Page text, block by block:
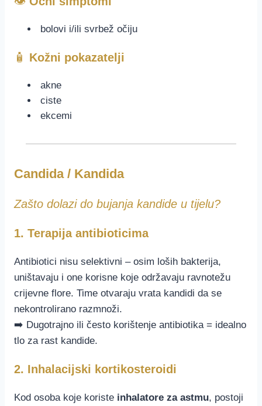
bolovi i/ili svrbež očiju
🧴 Kožni pokazatelji
akne
ciste
ekcemi
Candida / Kandida
Zašto dolazi do bujanja kandide u tijelu?
1. Terapija antibioticima
Antibiotici nisu selektivni – osim loših bakterija,
uništavaju i one korisne koje održavaju ravnotežu
crijevne flore. Time otvaraju vrata kandidi da se
nekontrolirano razmnoži.
➡️ Dugotrajno ili često korištenje antibiotika = idealno
tlo za rast kandide.
2. Inhalacijski kortikosteroidi
Kod osoba koje koriste inhalatore za astmu, postoji